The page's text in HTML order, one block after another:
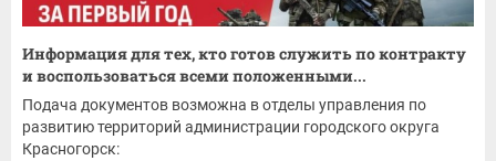
Информация для тех, кто готов служить по контракту
и воспользоваться всеми положенными...
Подача документов возможна в отделы управления по
развитию территорий администрации городского округа
Красногорск: